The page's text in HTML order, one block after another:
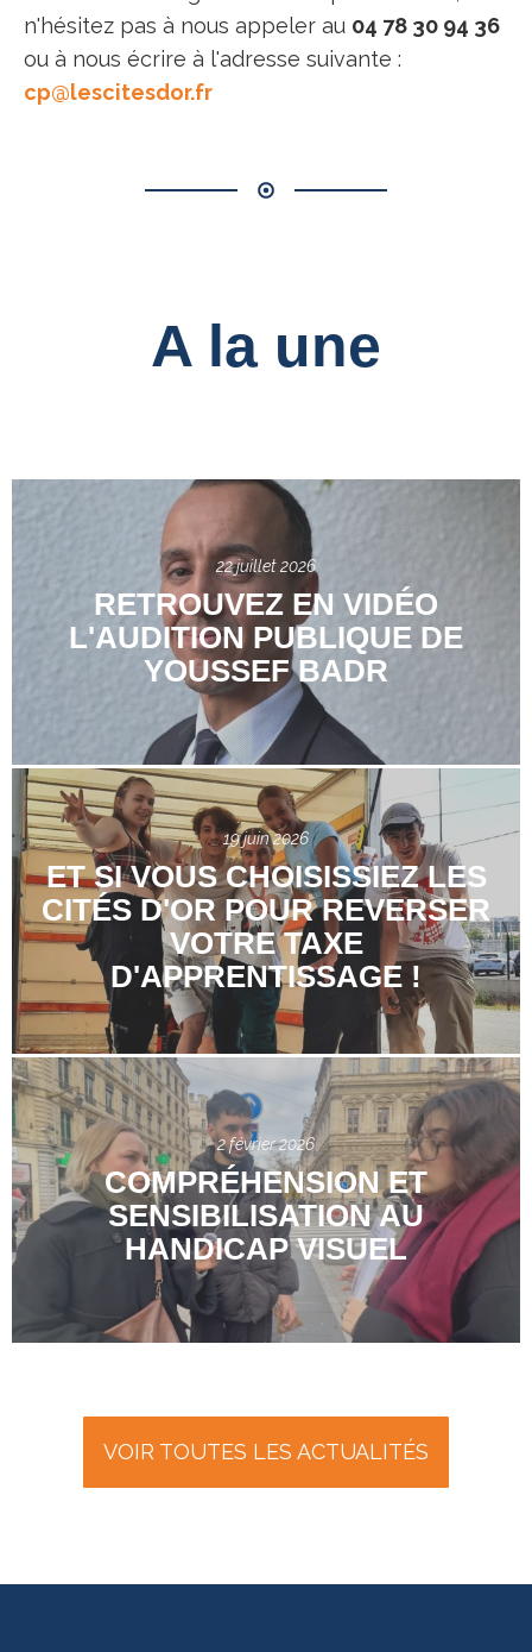
n'hésitez pas à nous appeler au 04 78 30 94 36
ou à nous écrire à l'adresse suivante :
cp@lescitesdor.fr
A la une
22 juillet 2026
RETROUVEZ EN VIDÉO
L'AUDITION PUBLIQUE DE
YOUSSEF BADR
19 juin 2026
ET SI VOUS CHOISISSIEZ LES
CITÉS D'OR POUR REVERSER
VOTRE TAXE
D'APPRENTISSAGE !
2 février 2026
COMPRÉHENSION ET
SENSIBILISATION AU
HANDICAP VISUEL
VOIR TOUTES LES ACTUALITÉS